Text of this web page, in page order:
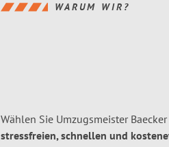
WARUM WIR?
Wählen Sie Umzugsmeister
stressfreien, schnellen und